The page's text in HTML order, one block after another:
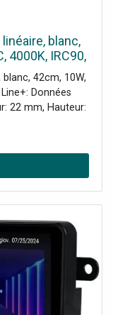
blanc,
4000K, IRC90,
triphasé 48V
42cm, 10W,
Données
22 mm, Hauteur:
48 V, Puissance
10 W,
de rayonnement:
lumineuse: 280
variateur de
incl.:
avec une
non gradable